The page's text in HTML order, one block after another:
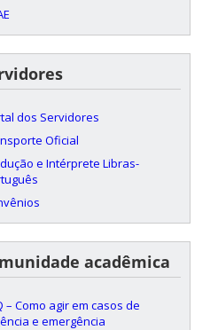
dos Servidores
Oficial
e Intérprete Libras-
acadêmica
– Como agir em casos de
e emergência